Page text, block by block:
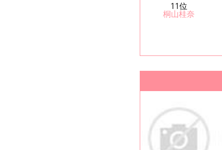
11位
桐山桂奈